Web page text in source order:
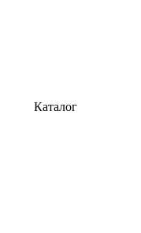
Каталог